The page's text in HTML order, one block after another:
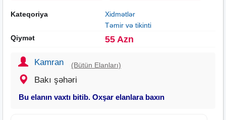
Kateqoriya
Xidmətlər
Təmir və tikinti
Qiymət
55 Azn
Kamran (Bütün Elanları)
Bakı şəhəri
Bu elanın vaxtı bitib. Oxşar elanlara baxın